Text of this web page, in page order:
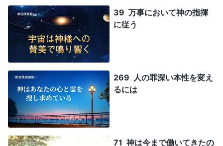
39 万事において神の指揮
に従う
269 人の罪深い本性を変え
るには
71 神は今まで働いてきたの